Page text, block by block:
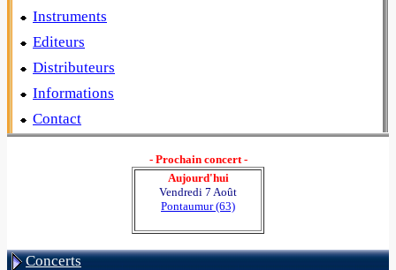
Instruments
Editeurs
Distributeurs
Informations
Contact
- Prochain concert -
Aujourd'hui
Vendredi 7 Août
Pontaumur (63)
Concerts